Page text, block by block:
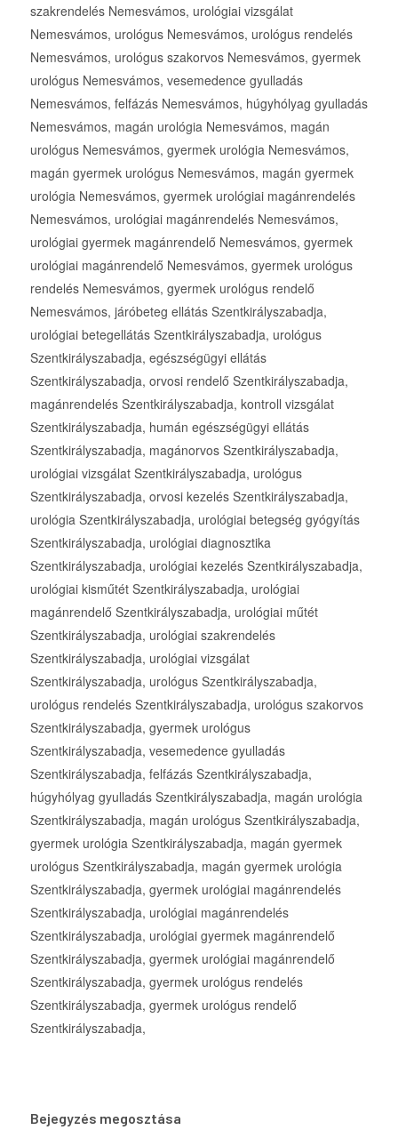
szakrendelés Nemesvámos, urológiai vizsgálat
Nemesvámos, urológus Nemesvámos, urológus rendelés
Nemesvámos, urológus szakorvos Nemesvámos, gyermek
urológus Nemesvámos, vesemedence gyulladás
Nemesvámos, felfázás Nemesvámos, húgyhólyag gyulladás
Nemesvámos, magán urológia Nemesvámos, magán
urológus Nemesvámos, gyermek urológia Nemesvámos,
magán gyermek urológus Nemesvámos, magán gyermek
urológia Nemesvámos, gyermek urológiai magánrendelés
Nemesvámos, urológiai magánrendelés Nemesvámos,
urológiai gyermek magánrendelő Nemesvámos, gyermek
urológiai magánrendelő Nemesvámos, gyermek urológus
rendelés Nemesvámos, gyermek urológus rendelő
Nemesvámos, járóbeteg ellátás Szentkirályszabadja,
urológiai betegellátás Szentkirályszabadja, urológus
Szentkirályszabadja, egészségügyi ellátás
Szentkirályszabadja, orvosi rendelő Szentkirályszabadja,
magánrendelés Szentkirályszabadja, kontroll vizsgálat
Szentkirályszabadja, humán egészségügyi ellátás
Szentkirályszabadja, magánorvos Szentkirályszabadja,
urológiai vizsgálat Szentkirályszabadja, urológus
Szentkirályszabadja, orvosi kezelés Szentkirályszabadja,
urológia Szentkirályszabadja, urológiai betegség gyógyítás
Szentkirályszabadja, urológiai diagnosztika
Szentkirályszabadja, urológiai kezelés Szentkirályszabadja,
urológiai kisműtét Szentkirályszabadja, urológiai
magánrendelő Szentkirályszabadja, urológiai műtét
Szentkirályszabadja, urológiai szakrendelés
Szentkirályszabadja, urológiai vizsgálat
Szentkirályszabadja, urológus Szentkirályszabadja,
urológus rendelés Szentkirályszabadja, urológus szakorvos
Szentkirályszabadja, gyermek urológus
Szentkirályszabadja, vesemedence gyulladás
Szentkirályszabadja, felfázás Szentkirályszabadja,
húgyhólyag gyulladás Szentkirályszabadja, magán urológia
Szentkirályszabadja, magán urológus Szentkirályszabadja,
gyermek urológia Szentkirályszabadja, magán gyermek
urológus Szentkirályszabadja, magán gyermek urológia
Szentkirályszabadja, gyermek urológiai magánrendelés
Szentkirályszabadja, urológiai magánrendelés
Szentkirályszabadja, urológiai gyermek magánrendelő
Szentkirályszabadja, gyermek urológiai magánrendelő
Szentkirályszabadja, gyermek urológus rendelés
Szentkirályszabadja, gyermek urológus rendelő
Szentkirályszabadja,
Bejegyzés megosztása